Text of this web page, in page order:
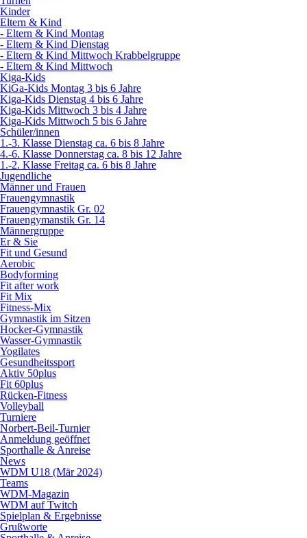
Kinder
Eltern & Kind
- Eltern & Kind Montag
- Eltern & Kind Dienstag
- Eltern & Kind Mittwoch Krabbelgruppe
- Eltern & Kind Mittwoch
Kiga-Kids
KiGa-Kids Montag 3 bis 6 Jahre
Kiga-Kids Dienstag 4 bis 6 Jahre
Kiga-Kids Mittwoch 3 bis 4 Jahre
Kiga-Kids Mittwoch 5 bis 6 Jahre
Schüler/innen
1.-3. Klasse Dienstag ca. 6 bis 8 Jahre
4.-6. Klasse Donnerstag ca. 8 bis 12 Jahre
1.-2. Klasse Freitag ca. 6 bis 8 Jahre
Jugendliche
Männer und Frauen
Frauengymnastik
Frauengymnastik Gr. 02
Frauengymanstik Gr. 14
Männergruppe
Er & Sie
Fit und Gesund
Aerobic
Bodyforming
Fit after work
Fit Mix
Fitness-Mix
Gymnastik im Sitzen
Hocker-Gymnastik
Wasser-Gymnastik
Yogilates
Gesundheitssport
Aktiv 50plus
Fit 60plus
Rücken-Fitness
Volleyball
Turniere
Norbert-Beil-Turnier
Anmeldung geöffnet
Sporthalle & Anreise
News
WDM U18 (Mär 2024)
Teams
WDM-Magazin
WDM auf Twitch
Spielplan & Ergebnisse
Grußworte